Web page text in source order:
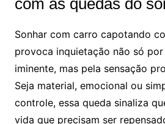
com as quedas do
Sonhar com carro capotando
provoca inquietação não só
iminente, mas pela sensação
Seja material, emocional ou
controle, essa queda sinaliza
vida que precisam ser